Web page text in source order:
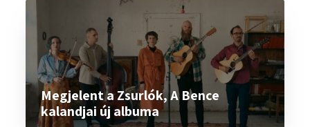
Megjelent a Zsurlók, A Bence
kalandjai új albuma